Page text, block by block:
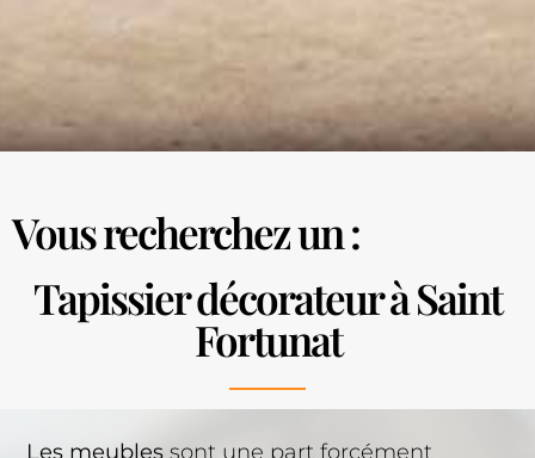
Vous recherchez un :
Tapissier décorateur à Saint
Fortunat
Les meubles sont une part forcément